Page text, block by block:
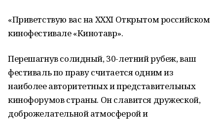
«Приветствую вас на XXXI Открытом российском
кинофестивале «Кинотавр».
Перешагнув солидный, 30-летний рубеж, ваш
фестиваль по праву считается одним из
наиболее авторитетных и представительных
кинофорумов страны. Он славится дружеской,
доброжелательной атмосферой и